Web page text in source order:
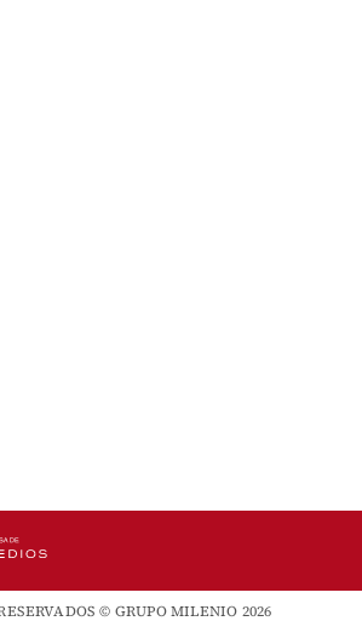
© GRUPO MILENIO 2026